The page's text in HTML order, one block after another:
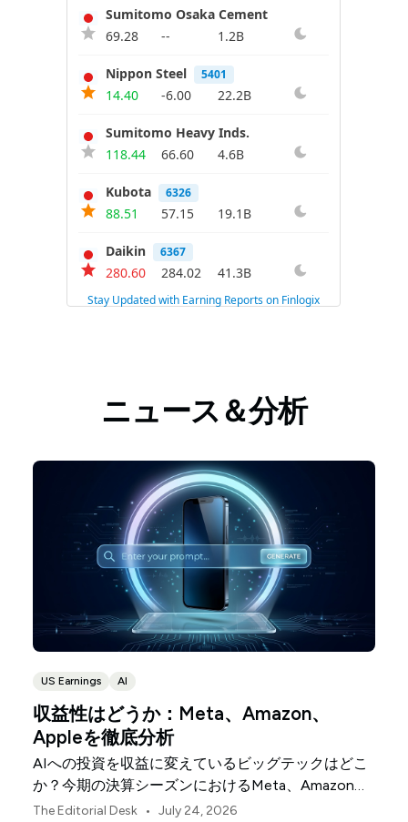
ニュース＆分析
US Earnings AI
収益性はどうか：Meta、Amazon、
Appleを徹底分析
AIへの投資を収益に変えているビッグテックはどこ
か？今期の決算シーズンにおけるMeta、Amazon、
Appleを比較します。
The Editorial Desk • July 24, 2026